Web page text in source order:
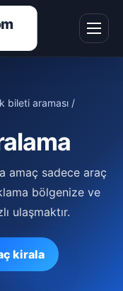
bileti araması /
amaç sadece araç
bölgenize ve
ulaşmaktır.
kirala